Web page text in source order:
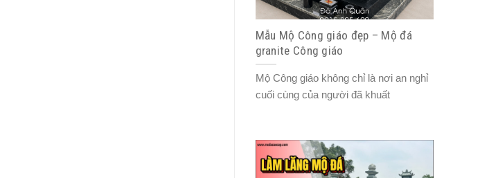
Mẫu Mộ Công giáo đẹp – Mộ đá
granite Công giáo
Mộ Công giáo không chỉ là nơi an nghỉ
cuối cùng của người đã khuất